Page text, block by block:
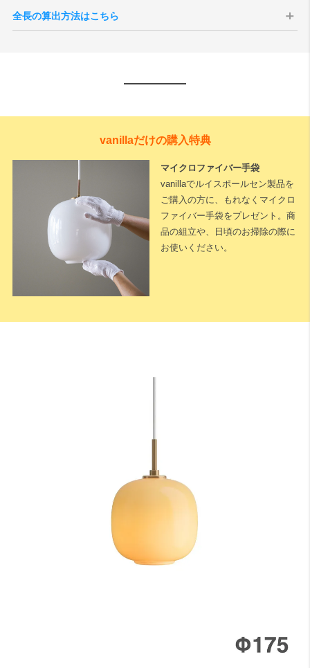
全長の算出方法はこちら
下記に測定した長さなどを入力いただくと全長が算出されます。
床からテーブルの天板トップまでの高さになります。一般的なダイニ
ングテーブルの場合は70〜74cmが主流です。
B：テーブル天板から器具の下面（任意）
テーブル天板と器具の間の高さでこちらは任意の寸法となります。ル
イスポールセンでは、テーブル上の照度や、視界に入る照明器具が美
角型引掛シーリングやダクトレールなどの取付側のパーツの高さにな
vanillaだけの購入特典
マイクロファイバー手袋
vanillaでルイスポールセン製品を
ご購入の方に、もれなくマイクロ
ファイバー手袋をプレゼント。商
品の組立や、日頃のお掃除の際に
お使いください。